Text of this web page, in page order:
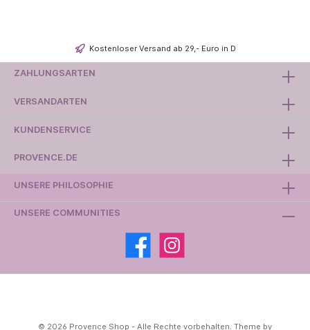
Kostenloser Versand ab 29,- Euro in D
KUNDENSERVICE
PROVENCE.DE
ZAHLUNGSARTEN
VERSANDARTEN
UNSERE PHILOSOPHIE
UNSERE COMMUNITIES
© 2026 Provence Shop - Alle Rechte vorbehalten. Theme by